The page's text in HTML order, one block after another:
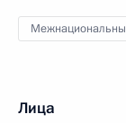
Лица